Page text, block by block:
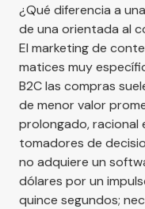
¿Qué diferencia a
de una orientada al
El marketing de
matices muy
B2C las compras
de menor valor
prolongado, racional
tomadores de
no adquiere un
dólares por un
quince segundos;